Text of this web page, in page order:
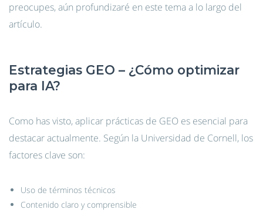
preocupes, aún profundizaré en este tema a lo largo del
artículo.
Estrategias GEO – ¿Cómo optimizar
para IA?
Como has visto, aplicar prácticas de GEO es esencial para
destacar actualmente. Según la Universidad de Cornell, los
factores clave son:
Uso de términos técnicos
Contenido claro y comprensible